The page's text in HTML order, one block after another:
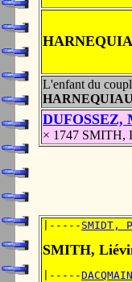
L'enfant du
HARNEQUIAU
DUFOSSEZ,
× 1747 SMITH,
|----- SMIDT,
SMITH,
|-----